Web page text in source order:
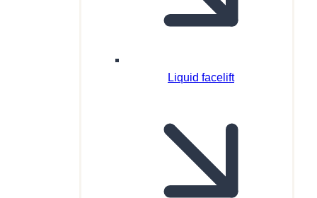
Liquid facelift